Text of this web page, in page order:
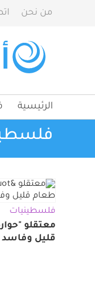
من نحن
الرئيسية
فلسطينيات
معتقلو
قليل وفاسد